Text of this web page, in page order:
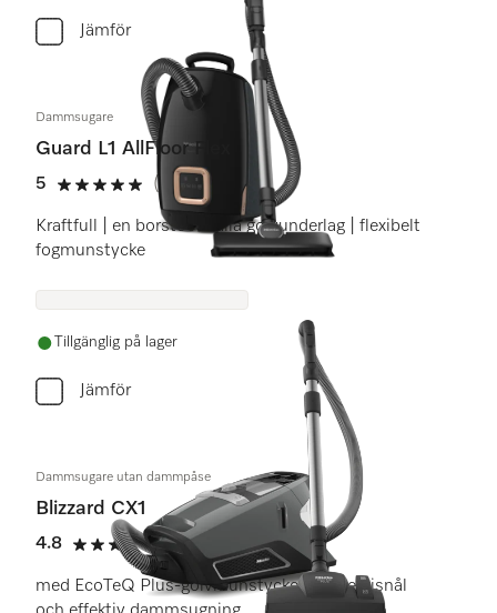
Jämför
Dammsugare
Guard L1 AllFloor Flex
5
5 stars out of 5
(5 recensioner)
Kraftfull | en borste för alla golvunderlag | flexibelt
fogmunstycke
Tillgänglig på lager
Jämför
Dammsugare utan dammpåse
Blizzard CX1
4.8
4.8 stars out of 5
(19 recensioner)
med EcoTeQ Plus-golvmunstycke för energisnål